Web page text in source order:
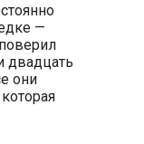
—
двадцать
они